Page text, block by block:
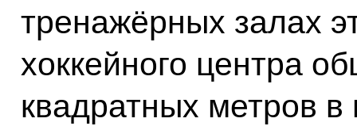
тренажёрных залах
хоккейного центра
квадратных метров